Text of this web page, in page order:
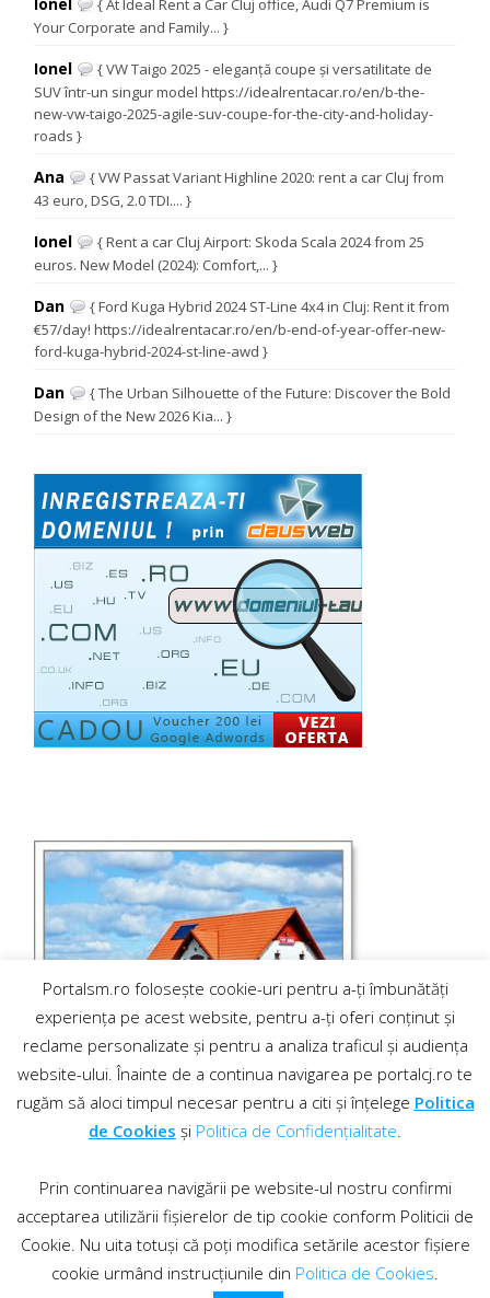
{ At Ideal Rent a Car Cluj office, Audi Q7 Premium is
Your Corporate and Family... }
Ionel
{ VW Taigo 2025 - eleganță coupe și versatilitate de
SUV într-un singur model https://idealrentacar.ro/en/b-the-
new-vw-taigo-2025-agile-suv-coupe-for-the-city-and-holiday-
roads }
Ana
{ VW Passat Variant Highline 2020: rent a car Cluj from
43 euro, DSG, 2.0 TDI.... }
Ionel
{ Rent a car Cluj Airport: Skoda Scala 2024 from 25
euros. New Model (2024): Comfort,... }
Dan
{ Ford Kuga Hybrid 2024 ST-Line 4x4 in Cluj: Rent it from
€57/day! https://idealrentacar.ro/en/b-end-of-year-offer-new-
ford-kuga-hybrid-2024-st-line-awd }
Dan
{ The Urban Silhouette of the Future: Discover the Bold
Design of the New 2026 Kia... }
Contact·Regulament comentarii
Portalsm.ro folosește cookie-uri pentru a-ți îmbunătăți
experiența pe acest website, pentru a-ți oferi conținut și
reclame personalizate și pentru a analiza traficul și audiența
website-ului. Înainte de a continua navigarea pe portalcj.ro te
rugăm să aloci timpul necesar pentru a citi și înțelege Politica
de Cookies și Politica de Confidențialitate.
Prin continuarea navigării pe website-ul nostru confirmi
acceptarea utilizării fișierelor de tip cookie conform Politicii de
Cookie. Nu uita totuși că poți modifica setările acestor fișiere
cookie urmând instrucțiunile din Politica de Cookies.